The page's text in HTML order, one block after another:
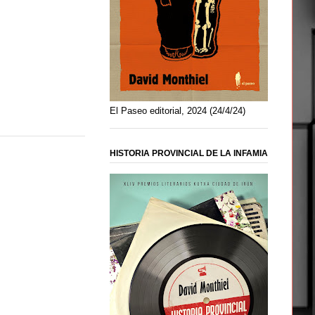
El Paseo editorial, 2024 (24/4/24)
HISTORIA PROVINCIAL DE LA INFAMIA